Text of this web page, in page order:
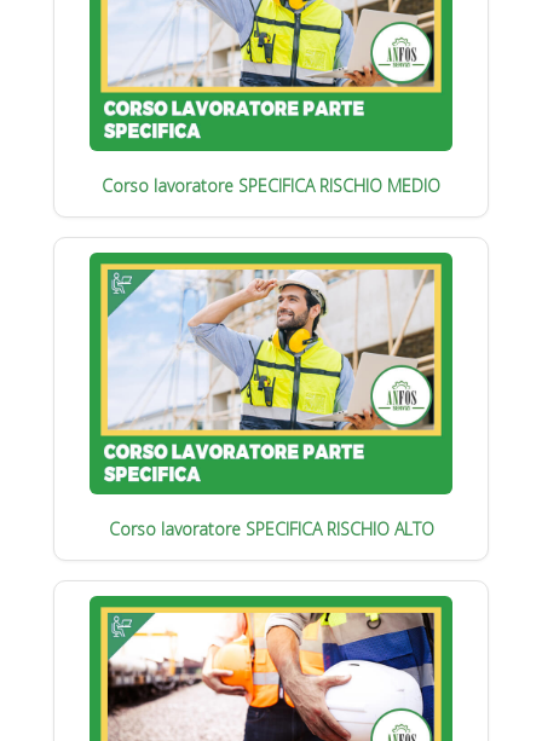
Corso lavoratore SPECIFICA RISCHIO MEDIO
Corso lavoratore SPECIFICA RISCHIO ALTO